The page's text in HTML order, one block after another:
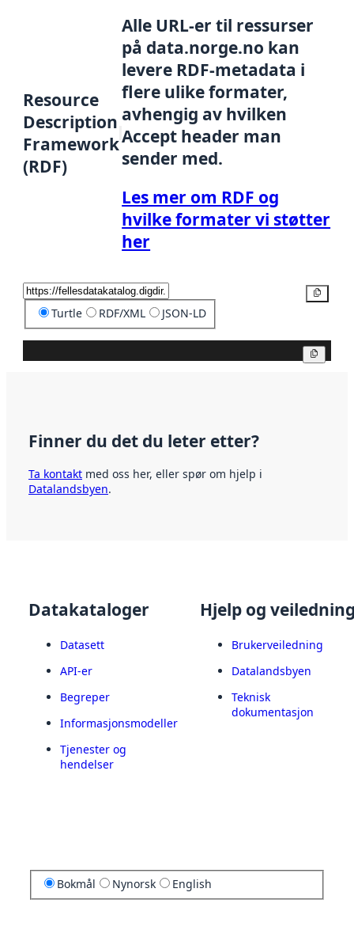
Resource
Description
Framework
(RDF)
Alle URL-er til ressurser
på data.norge.no kan
levere RDF-metadata i
flere ulike formater,
avhengig av hvilken
Accept header man
sender med.
Les mer om RDF og
hvilke formater vi støtter
her
Turtle RDF/XML JSON-LD
Finner du det du leter etter?
Ta kontakt med oss her, eller spør om hjelp i
Datalandsbyen.
Datakataloger
Datasett
API-er
Begreper
Informasjonsmodeller
Tjenester og
hendelser
Hjelp og
Brukerveiledning
Datalandsbyen
Teknisk
dokumentasjon
Bokmål Nynorsk English